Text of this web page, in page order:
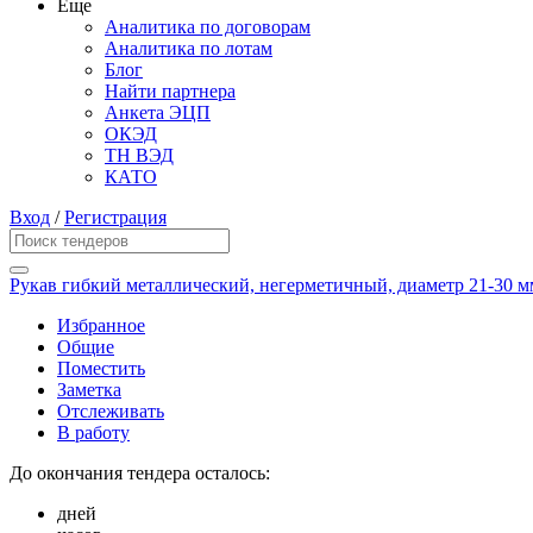
Еще
Аналитика по договорам
Аналитика по лотам
Блог
Найти партнера
Анкета ЭЦП
ОКЭД
ТН ВЭД
КАТО
Вход /Регистрация
Рукав гибкий металлический, негерметичный, диаметр 21-30
Избранное
Общие
Поместить
Заметка
Отслеживать
В работу
До окончания тендера осталось:
дней